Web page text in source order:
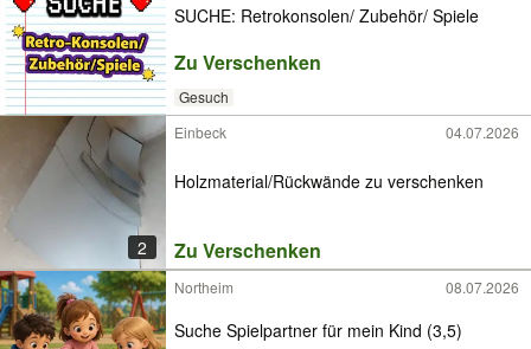
SUCHE: Retrokonsolen/ Zubehör/ Spiele
Zu Verschenken
Gesuch
2
Einbeck 04.07.2026
Holzmaterial/Rückwände zu verschenken
Zu Verschenken
Northeim 08.07.2026
Suche Spielpartner für mein Kind (3,5)